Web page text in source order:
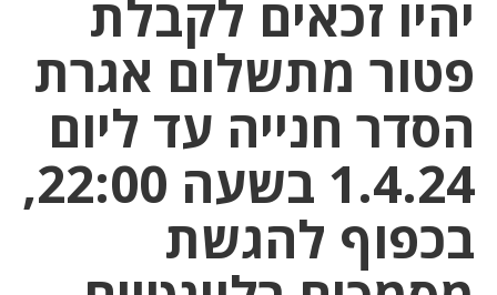
יהיו זכאים לקבלת
פטור מתשלום אגרת
הסדר חנייה עד ליום
1.4.24 בשעה 22:00,
בכפוף להגשת